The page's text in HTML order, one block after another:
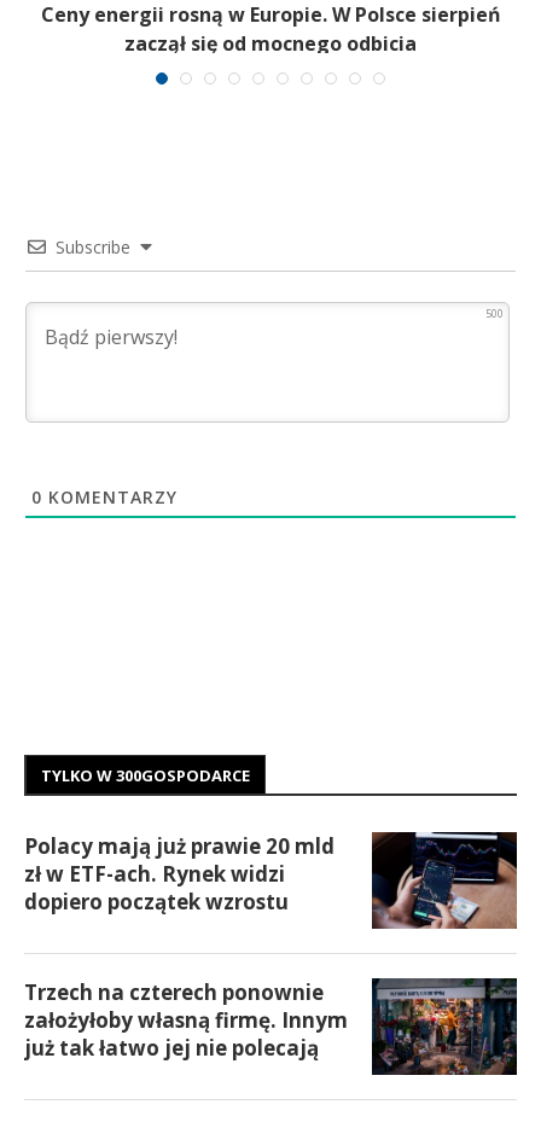
Ceny energii rosną w Europie. W Polsce sierpień
zaczął się od mocnego odbicia
Subscribe
500
0 KOMENTARZY
TYLKO W 300GOSPODARCE
Polacy mają już prawie 20 mld
zł w ETF-ach. Rynek widzi
dopiero początek wzrostu
Trzech na czterech ponownie
założyłoby własną firmę. Innym
już tak łatwo jej nie polecają